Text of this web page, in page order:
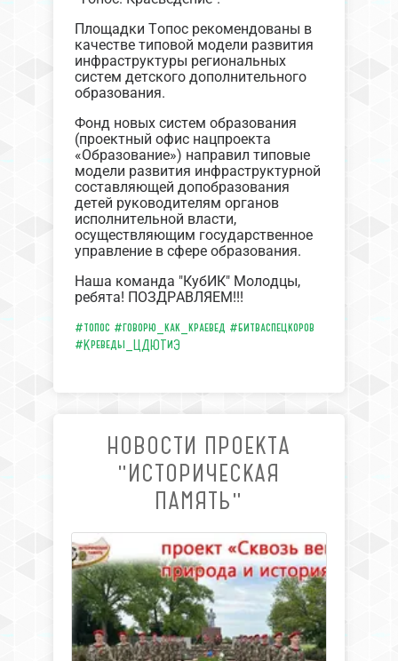
Площадки Топос рекомендованы в
качестве типовой модели развития
инфраструктуры региональных
систем детского дополнительного
образования.
Фонд новых систем образования
(проектный офис нацпроекта
«Образование») направил типовые
модели развития инфраструктурной
составляющей допобразования
детей руководителям органов
исполнительной власти,
осуществляющим государственное
управление в сфере образования.
Наша команда "КубИК" Молодцы,
ребята! ПОЗДРАВЛЯЕМ!!!
#топос #говорю_как_краевед #битваспецкоров
#Креведы_ЦДЮТиЭ
НОВОСТИ ПРОЕКТА
"ИСТОРИЧЕСКАЯ
ПАМЯТЬ"